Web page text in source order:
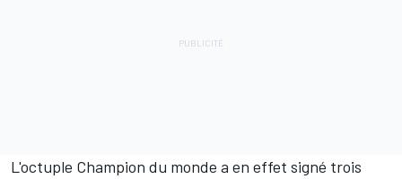
L'octuple Champion du monde a en effet signé trois